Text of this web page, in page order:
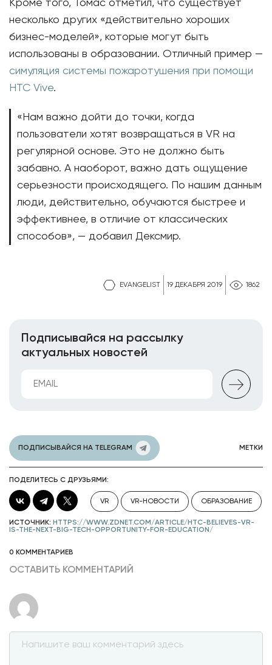
EVANGELIST 19 ДЕКАБРЯ 2019 1862
Кроме того, Томас отметил, что существует
несколько других «действительно хороших
бизнес-моделей», которые могут быть
использованы в образовании. Отличный пример —
симуляция системы пожаротушения при помощи
HTC Vive.
«Нам важно дойти до точки, когда
пользователи хотят возвращаться в VR на
регулярной основе. Это не должно быть
забавно. А наоборот, важно дать ощущение
серьезности происходящего. По нашим данным
люди, действительно, обучаются быстрее и
эффективнее, в отличие от классических
способов», — добавил Дексмир.
Подписывайся на рассылку
актуальных новостей
ПОДПИСЫВАЙСЯ НА TELEGRAM МЕТКИ
ПОДЕЛИТЕСЬ С ДРУЗЬЯМИ:
VR VR-НОВОСТИ ОБРАЗОВАНИЕ
ИСТОЧНИК: HTTPS://WWW.ZDNET.COM/ARTICLE/HTC-BELIEVES-VR-
IS-THE-NEXT-BIG-TECH-OPPORTUNITY-FOR-EDUCATION/
0 КОММЕНТАРИЕВ
ОСТАВИТЬ КОММЕНТАРИЙ